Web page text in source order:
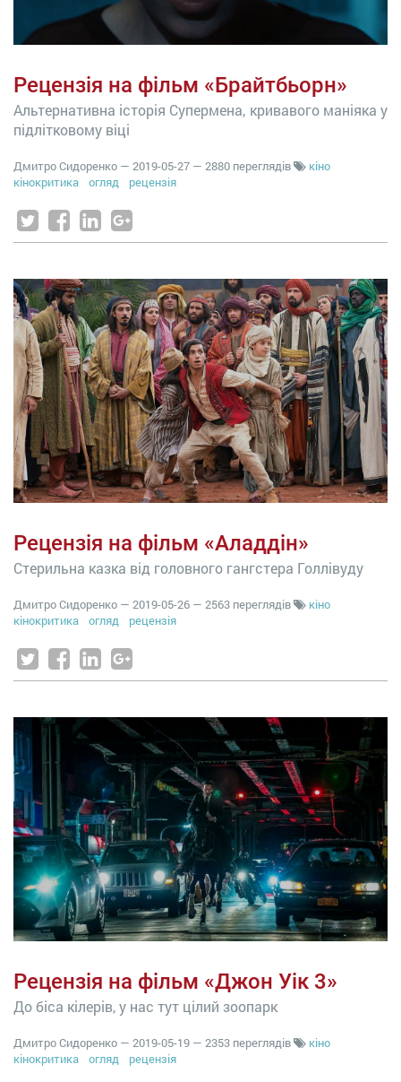
Рецензія на фільм «Брайтбьорн»
Альтернативна історія Супермена, кривавого маніяка у
підлітковому віці
Дмитро Сидоренко — 2019-05-27 — 2880 переглядів
кіно
кінокритика
огляд рецензія
Рецензія на фільм «Аладдін»
Стерильна казка від головного гангстера Голлівуду
Дмитро Сидоренко — 2019-05-26 — 2563 переглядів
кіно
кінокритика
огляд рецензія
Рецензія на фільм «Джон Уік 3»
До біса кілерів, у нас тут цілий зоопарк
Дмитро Сидоренко — 2019-05-19 — 2353 переглядів
кіно
кінокритика
огляд рецензія